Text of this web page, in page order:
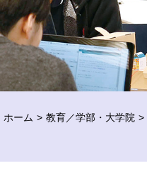
ホーム 教育／学部・大学院